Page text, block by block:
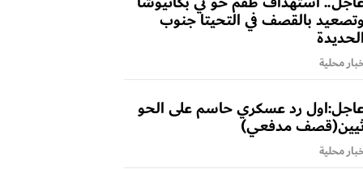
وتصعيد بالقصف في التحيتا جنوب
الحديدة
محلية
رد عسكري حاسم على الحو
مدفعي)
محلية